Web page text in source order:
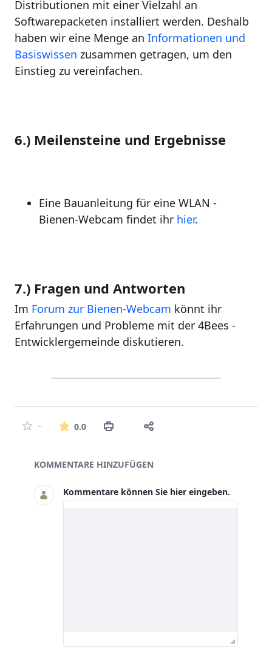
Distributionen mit einer Vielzahl an
Softwarepacketen installiert werden. Deshalb
haben wir eine Menge an Informationen und
Basiswissen zusammen getragen, um den
Einstieg zu vereinfachen.
6.) Meilensteine und Ergebnisse
Eine Bauanleitung für eine WLAN -
Bienen-Webcam findet ihr hier.
7.) Fragen und Antworten
Im Forum zur Bienen-Webcam könnt ihr
Erfahrungen und Probleme mit der 4Bees -
Entwicklergemeinde diskutieren.
- 0.0Die durchschnittliche Bewertung
Asset-Herausgeber
KOMMENTARE HINZUFÜGEN
Kommentare können Sie hier eingeben.